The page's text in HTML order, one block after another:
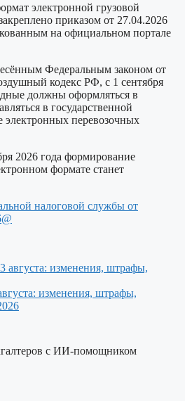
электронной грузовой
приказом от 27.04.2026
на официальном портале
Федеральным законом от
кодекс РФ, с 1 сентября
должны оформляться в
в государственной
перевозочных
2026 года формирование
формате станет
налоговой службы от
изменения, штрафы,
с ИИ-помощником